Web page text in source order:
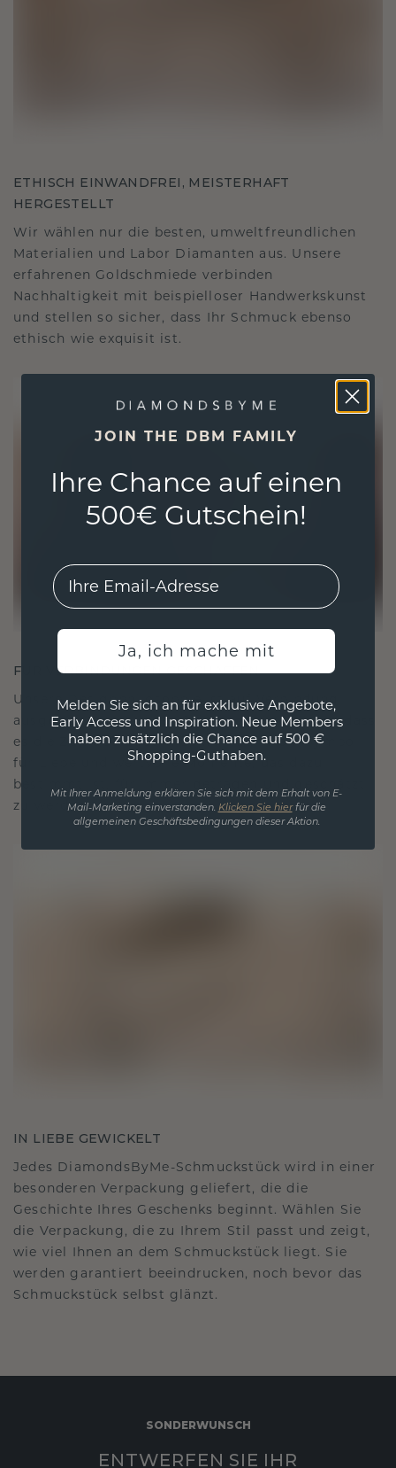
ETHISCH EINWANDFREI, MEISTERHAFT
HERGESTELLT
Wir wählen nur die besten, umweltfreundlichen
Materialien und Labor Diamanten aus. Unsere
erfahrenen Goldschmiede verbinden
Nachhaltigkeit mit beispielloser Handwerkskunst
und stellen so sicher, dass Ihr Schmuck ebenso
ethisch wie exquisit ist.
FÜR VERBINDUNGEN GESCHAFFEN
Unsere Designphilosophie ist auf Verbindung
ausgelegt, wobei jedes Stück so gestaltet ist, dass
es die Zeit überdauert. Es wird zu Ihrem Symbol
für Liebe und wertvolle Momente, das dazu
bestimmt ist, für immer getragen und geschätzt
zu werden.
IN LIEBE GEWICKELT
Jedes DiamondsByMe-Schmuckstück wird in einer
besonderen Verpackung geliefert, die die
Geschichte Ihres Geschenks beginnt. Wählen Sie
die Verpackung, die zu Ihrem Stil passt und zeigt,
wie viel Ihnen an dem Schmuckstück liegt. Sie
werden garantiert beeindrucken, noch bevor das
Schmuckstück selbst glänzt.
SONDERWUNSCH
ENTWERFEN SIE IHR
JOIN THE DBM FAMILY
Ihre Chance auf einen
500€ Gutschein!
EMail
Ja, ich mache mit
Melden Sie sich an für exklusive Angebote,
Early Access und Inspiration. Neue Members
haben zusätzlich die Chance auf 500 €
Shopping-Guthaben.
Mit Ihrer Anmeldung erklären Sie sich mit dem Erhalt von E-
Mail-Marketing einverstanden. Klicken Sie hierfür die
allgemeinen Geschäftsbedingungen dieser Aktion.